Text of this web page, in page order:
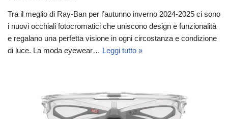
Tra il meglio di Ray-Ban per l’autunno inverno 2024-2025 ci sono
i nuovi occhiali fotocromatici che uniscono design e funzionalità
e regalano una perfetta visione in ogni circostanza e condizione
di luce. La moda eyewear… Leggi tutto »